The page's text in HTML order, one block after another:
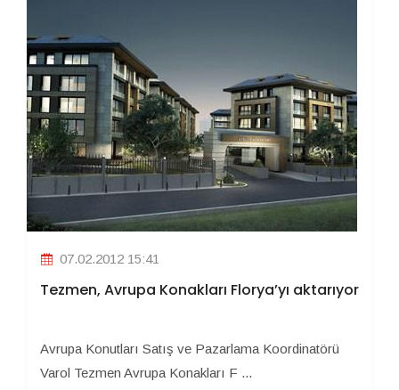
07.02.2012 15:41
Tezmen, Avrupa Konakları Florya’yı aktarıyor
Avrupa Konutları Satış ve Pazarlama Koordinatörü
Varol Tezmen Avrupa Konakları F ...